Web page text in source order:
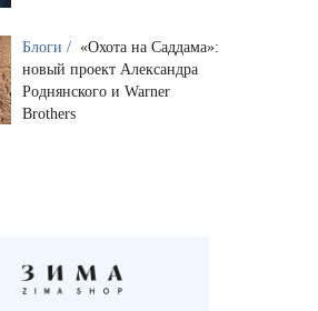
Блоги / «Охота на Саддама»:
новый проект Александра
Роднянского и Warner
Brothers